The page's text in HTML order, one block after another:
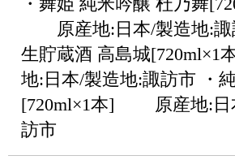
原産地:日本/製造地:諏
生貯蔵酒 高島城
地:日本/製造地:諏訪市 ・
[720ml×1本] 原産地:日
訪市